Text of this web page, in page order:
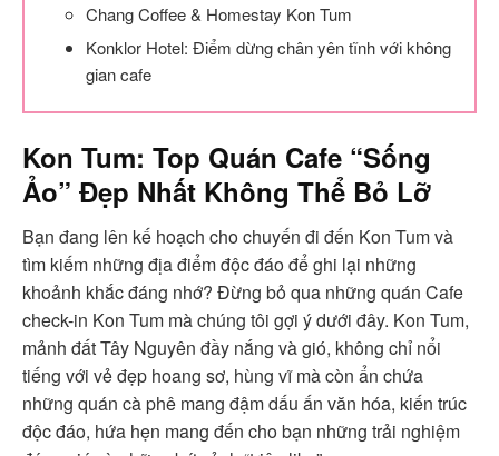
Chang Coffee & Homestay Kon Tum
Konklor Hotel: Điểm dừng chân yên tĩnh với không
gian cafe
Kon Tum: Top Quán Cafe “Sống
Ảo” Đẹp Nhất Không Thể Bỏ Lỡ
Bạn đang lên kế hoạch cho chuyến đi đến Kon Tum và
tìm kiếm những địa điểm độc đáo để ghi lại những
khoảnh khắc đáng nhớ? Đừng bỏ qua những quán Cafe
check-in Kon Tum mà chúng tôi gợi ý dưới đây. Kon Tum,
mảnh đất Tây Nguyên đầy nắng và gió, không chỉ nổi
tiếng với vẻ đẹp hoang sơ, hùng vĩ mà còn ẩn chứa
những quán cà phê mang đậm dấu ấn văn hóa, kiến trúc
độc đáo, hứa hẹn mang đến cho bạn những trải nghiệm